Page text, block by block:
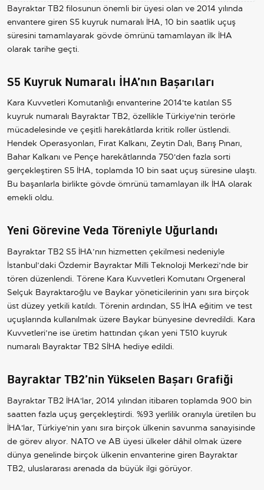
Bayraktar TB2 filosunun önemli bir üyesi olan ve 2014 yılında
envantere giren S5 kuyruk numaralı İHA, 10 bin saatlik uçuş
süresini tamamlayarak gövde ömrünü tamamlayan ilk İHA
olarak tarihe geçti.
S5 Kuyruk Numaralı İHA’nın Başarıları
Kara Kuvvetleri Komutanlığı envanterine 2014'te katılan S5
kuyruk numaralı Bayraktar TB2, özellikle Türkiye'nin terörle
mücadelesinde ve çeşitli harekâtlarda kritik roller üstlendi.
Hendek Operasyonları, Fırat Kalkanı, Zeytin Dalı, Barış Pınarı,
Bahar Kalkanı ve Pençe harekâtlarında 750'den fazla sorti
gerçekleştiren S5 İHA, toplamda 10 bin saat uçuş süresine ulaştı.
Bu başarılarla birlikte gövde ömrünü tamamlayan ilk İHA olarak
emekli oldu.
Yeni Görevine Veda Töreniyle Uğurlandı
Bayraktar TB2 S5 İHA’nın hizmetten çekilmesi nedeniyle
İstanbul’daki Özdemir Bayraktar Milli Teknoloji Merkezi’nde bir
tören düzenlendi. Törene Kara Kuvvetleri Komutanı Orgeneral
Selçuk Bayraktaroğlu ve Baykar yöneticilerinin yanı sıra birçok
üst düzey yetkili katıldı. Törenin ardından, S5 İHA eğitim ve test
uçuşlarında kullanılmak üzere Baykar bünyesine devredildi. Kara
Kuvvetleri’ne ise üretim hattından çıkan yeni T510 kuyruk
numaralı Bayraktar TB2 SİHA hediye edildi.
Bayraktar TB2’nin Yükselen Başarı Grafiği
Bayraktar TB2 İHA'lar, 2014 yılından itibaren toplamda 900 bin
saatten fazla uçuş gerçekleştirdi. %93 yerlilik oranıyla üretilen bu
İHA'lar, Türkiye'nin yanı sıra birçok ülkenin savunma sanayisinde
de görev alıyor. NATO ve AB üyesi ülkeler dâhil olmak üzere
dünya genelinde birçok ülkenin envanterine giren Bayraktar
TB2, uluslararası arenada da büyük ilgi görüyor.